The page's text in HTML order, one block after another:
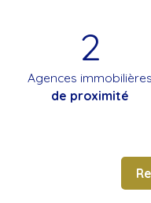
2
Agences immobilières
de proximité